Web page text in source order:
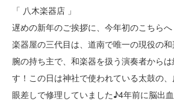
「 八木楽器店 」
遅めの新年のご挨拶に、今年初のこちら
楽器屋の三代目は、道南で唯一の現役の
腕の持ち主で、和楽器を扱う演奏者から
す！この日は神社で使われている太鼓の
眼差しで修理していました♪4年前に脳出